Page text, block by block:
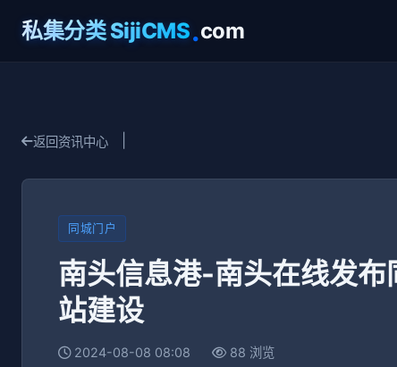
私集分类 SijiCMS.com
返回资讯中心
同城门户
南头信息港-南头在线发
站建设
2024-08-08 08:08 88 浏览